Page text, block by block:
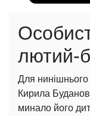
лютий-
Для
Кирила
минало його